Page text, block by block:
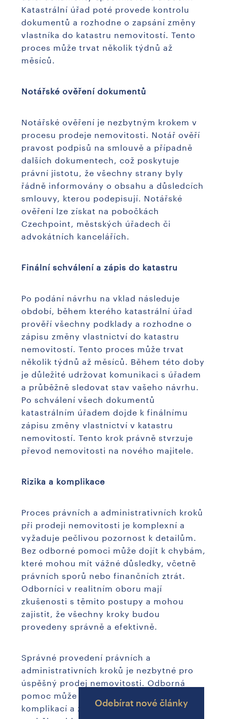
Katastrální úřad poté provede kontrolu
dokumentů a rozhodne o zapsání změny
vlastníka do katastru nemovitostí. Tento
proces může trvat několik týdnů až
měsíců.
Notářské ověření dokumentů
Notářské ověření je nezbytným krokem v
procesu prodeje nemovitosti. Notář ověří
pravost podpisů na smlouvě a případně
dalších dokumentech, což poskytuje
právní jistotu, že všechny strany byly
řádně informovány o obsahu a důsledcích
smlouvy, kterou podepisují. Notářské
ověření lze získat na pobočkách
Czechpoint, městských úřadech či
advokátních kancelářích.
Finální schválení a zápis do katastru
Po podání návrhu na vklad následuje
období, během kterého katastrální úřad
prověří všechny podklady a rozhodne o
zápisu změny vlastnictví do katastru
nemovitostí. Tento proces může trvat
několik týdnů až měsíců. Během této doby
je důležité udržovat komunikaci s úřadem
a průběžně sledovat stav vašeho návrhu.
Po schválení všech dokumentů
katastrálním úřadem dojde k finálnímu
zápisu změny vlastnictví v katastru
nemovitostí. Tento krok právně stvrzuje
převod nemovitosti na nového majitele.
Rizika a komplikace
Proces právních a administrativních kroků
při prodeji nemovitosti je komplexní a
vyžaduje pečlivou pozornost k detailům.
Bez odborné pomoci může dojít k chybám,
které mohou mít vážné důsledky, včetně
právních sporů nebo finančních ztrát.
Odborníci v realitním oboru mají
zkušenosti s těmito postupy a mohou
zajistit, že všechny kroky budou
provedeny správně a efektivně.
Správné provedení právních a
administrativních kroků je nezbytné pro
úspěšný prodej nemovitosti. Odborná
pomoc může výrazně snížit riziko
komplikací a zajistit, že celý proces
Odebírat nové články